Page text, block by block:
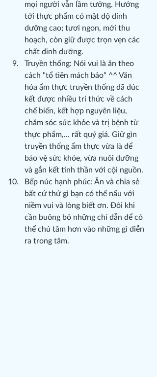
mọi người vẫn lầm tưởng. Hướng
tới thực phẩm có mật độ dinh
dưỡng cao; tươi ngon, mới thu
hoạch, còn giữ được trọn vẹn các
chất dinh dưỡng.
Truyền thống: Nói vui là ăn theo
cách "tổ tiên mách bảo" ^^ Văn
hóa ẩm thực truyền thống đã đúc
kết được nhiều tri thức về cách
chế biến, kết hợp nguyên liệu,
chăm sóc sức khỏe và trị bệnh từ
thực phẩm,... rất quý giá. Giữ gìn
truyền thống ẩm thực vừa là để
bảo vệ sức khỏe, vừa nuôi dưỡng
và gắn kết tinh thần với cội nguồn.
Bếp núc hạnh phúc: Ăn và chia sẻ
bất cứ thứ gì bạn có thể nấu với
niềm vui và lòng biết ơn. Đôi khi
cần buông bỏ những chỉ dẫn để có
thể chú tâm hơn vào những gì diễn
ra trong tâm.